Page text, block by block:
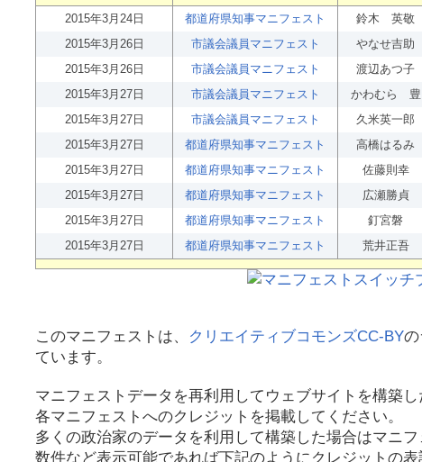
2015年3月24日
都道府県知事マニフェスト 鈴木 英敬
2015年3月26日
市議会議員マニフェスト やなせ吉助
2015年3月26日
市議会議員マニフェスト 渡辺あつ子
2015年3月27日
市議会議員マニフェスト かわむら 豊
2015年3月27日
市議会議員マニフェスト 久米英一郎
2015年3月27日
都道府県知事マニフェスト 高橋はるみ
2015年3月27日
都道府県知事マニフェスト 佐藤則幸
2015年3月27日
都道府県知事マニフェスト 広瀬勝貞
2015年3月27日
都道府県知事マニフェスト 釘宮磐
2015年3月27日
都道府県知事マニフェスト 荒井正吾
このマニフェストは、 クリエイティブコモンズCC-BY
ています。
マニフェストデータを再利用してウェブサイトを構築し
各マニフェストへのクレジットを掲載してください。
多くの政治家のデータを利用して構築した場合はマニ
数件など表示可能であれば下記のようにクレジットの表